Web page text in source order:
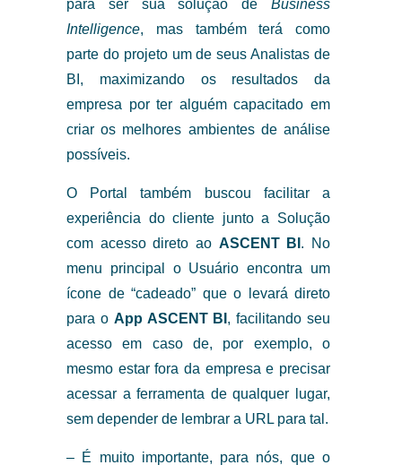
para ser sua solução de Business
Intelligence, mas também terá como
parte do projeto um de seus Analistas de
BI, maximizando os resultados da
empresa por ter alguém capacitado em
criar os melhores ambientes de análise
possíveis.
O Portal também buscou facilitar a
experiência do cliente junto a Solução
com acesso direto ao ASCENT BI . No
menu principal o Usuário encontra um
ícone de “cadeado” que o levará direto
para o App ASCENT BI , facilitando seu
acesso em caso de, por exemplo, o
mesmo estar fora da empresa e precisar
acessar a ferramenta de qualquer lugar,
sem depender de lembrar a URL para tal.
– É muito importante, para nós, que o